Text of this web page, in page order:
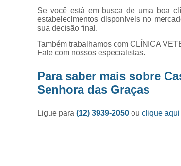
Se você está em busca de uma boa
estabelecimentos disponíveis no
sua decisão final.
Também trabalhamos com CLÍNICA
Fale com nossos especialistas.
Para saber mais sobre
Senhora das Graças
Ligue para(12) 3939-2050ouclique aqui